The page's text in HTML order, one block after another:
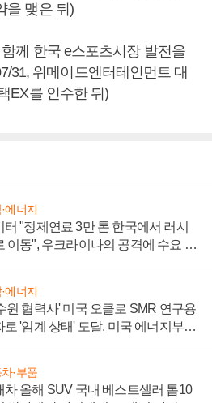
을 맺은 뒤)
께 한국 e스포츠시장 발전을
31, 위메이드엔터테인먼트 대
EX를 인수한 뒤)
에너지
터 "정제연료 3만 톤 한국에서 러시
이동", 우크라이나의 공격에 수요 늘
에너지
원 협력사' 미국 오클로 SMR 연구용
로 '임계 상태' 도달, 미국 에너지부
·부품
차 올해 SUV 국내 베스트셀러 톱10